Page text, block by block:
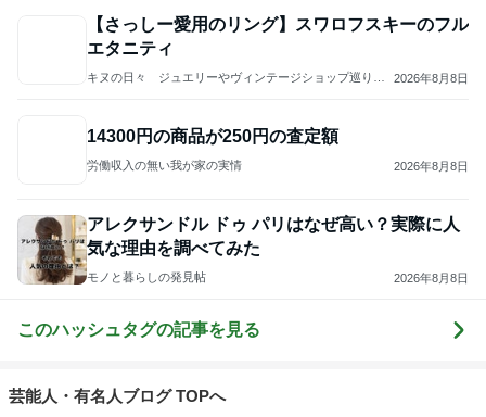
【さっしー愛用のリング】スワロフスキーのフル
エタニティ
キヌの日々 ジュエリーやヴィンテージショップ巡りな
2026年8月8日
14300円の商品が250円の査定額
労働収入の無い我が家の実情 2026年8月8日
アレクサンドル ドゥ パリはなぜ高い？実際に人
気な理由を調べてみた
モノと暮らしの発見帖 2026年8月8日
このハッシュタグの記事を見る
芸能人・有名人ブログ TOPへ